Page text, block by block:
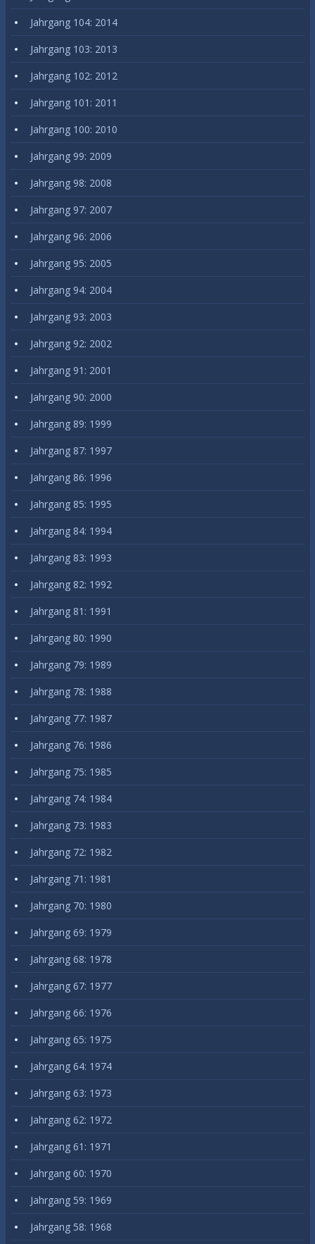
Jahrgang 104: 2014
Jahrgang 103: 2013
Jahrgang 102: 2012
Jahrgang 101: 2011
Jahrgang 100: 2010
Jahrgang 99: 2009
Jahrgang 98: 2008
Jahrgang 97: 2007
Jahrgang 96: 2006
Jahrgang 95: 2005
Jahrgang 94: 2004
Jahrgang 93: 2003
Jahrgang 92: 2002
Jahrgang 91: 2001
Jahrgang 90: 2000
Jahrgang 89: 1999
Jahrgang 87: 1997
Jahrgang 86: 1996
Jahrgang 85: 1995
Jahrgang 84: 1994
Jahrgang 83: 1993
Jahrgang 82: 1992
Jahrgang 81: 1991
Jahrgang 80: 1990
Jahrgang 79: 1989
Jahrgang 78: 1988
Jahrgang 77: 1987
Jahrgang 76: 1986
Jahrgang 75: 1985
Jahrgang 74: 1984
Jahrgang 73: 1983
Jahrgang 72: 1982
Jahrgang 71: 1981
Jahrgang 70: 1980
Jahrgang 69: 1979
Jahrgang 68: 1978
Jahrgang 67: 1977
Jahrgang 66: 1976
Jahrgang 65: 1975
Jahrgang 64: 1974
Jahrgang 63: 1973
Jahrgang 62: 1972
Jahrgang 61: 1971
Jahrgang 60: 1970
Jahrgang 59: 1969
Jahrgang 58: 1968